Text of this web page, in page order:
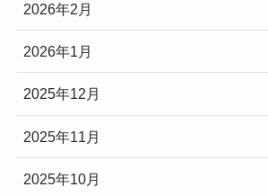
2026年2月
2026年1月
2025年12月
2025年11月
2025年10月